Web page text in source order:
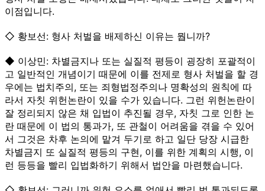
이점입니다.
◇ 황보선: 형사 처벌을 배제하신 이유는 뭡니까?
◆ 이상민: 차별금지나 또는 실질적 평등이 굉장히 포괄적이
고 일반적인 개념이기 때문에 이를 전제로 형사 처벌을 할 경
우에는 법치주의, 또는 죄형법정주의나 명확성의 원칙에 따
라서 자칫 위헌논란이 있을 수가 있습니다. 그런 위헌논란이
잘 정리되지 않은 채 입법이 추진될 경우, 자칫 그로 인한 논
란 때문에 이 법의 통과가, 또 관철이 어려움을 겪을 수 있어
서 그것은 차후 논의에 맡겨 두기로 하고 일단 당장 시급한
차별금지 또 실질적 평등의 구현, 이를 위한 계획의 시행, 이
런 등등을 빨리 입법화하기 위해서 법안을 마련했습니다.